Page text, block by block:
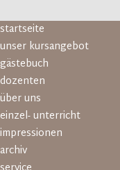
Navigation
überspringen
startseite
unser kursangebot
gästebuch
dozenten
über uns
einzel- unterricht
impressionen
archiv